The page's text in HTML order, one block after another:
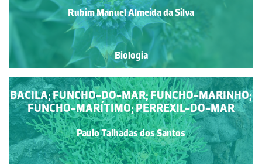
Rubim Manuel Almeida da Silva
Biologia
BACILA; FUNCHO-DO-MAR; FUNCHO-MARINHO;
FUNCHO-MARÍTIMO; PERREXIL-DO-MAR
Paulo Talhadas dos Santos